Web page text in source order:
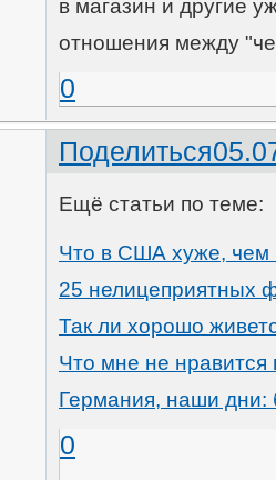
в магазин и другие
отношения между
0
Поделиться
Ещё статьи по теме:
Что в США хуже, чем
25 нелицеприятных
Так ли хорошо
Что мне не
Германия, наши дни:
0